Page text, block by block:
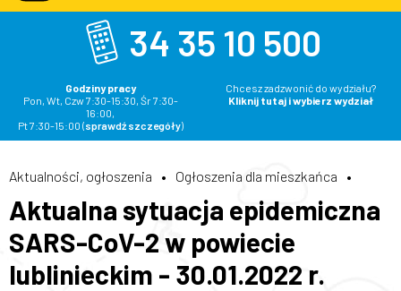
34 35 10 500
Godziny pracy
Pon, Wt, Czw 7:30-15:30, Śr 7:30-
16:00,
Pt 7:30-15:00 (sprawdź szczegóły)
Chcesz zadzwonić do wydziału?
Kliknij tutaj i wybierz wydział
Aktualności, ogłoszenia • Ogłoszenia dla mieszkańca •
Aktualna sytuacja epidemiczna
SARS-CoV-2 w powiecie
lublinieckim - 30.01.2022 r.